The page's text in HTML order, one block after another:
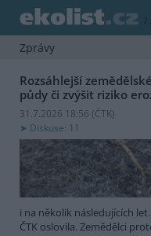
/
Zprávy
Rozsáhlejší
půdy či zvýšit riziko
31.7.2026 18:56 (ČTK)
Diskuse: 11
i na několik následujících
ČTK oslovila. Zemědělci